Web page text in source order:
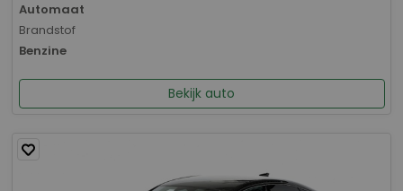
Automaat
Brandstof
Benzine
Bekijk auto